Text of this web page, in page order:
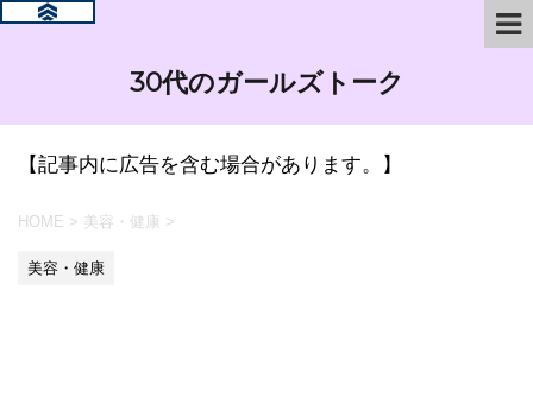
30代のガールズトーク
【記事内に広告を含む場合があります。】
HOME > 美容・健康 >
美容・健康